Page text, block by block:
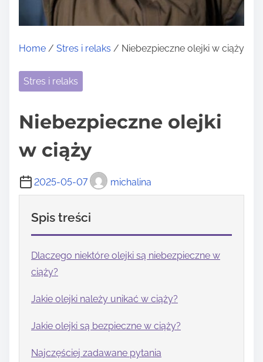
Home / Stres i relaks / Niebezpieczne olejki w ciąży
Stres i relaks
Niebezpieczne olejki
w ciąży
2025-05-07 michalina
Spis treści
Dlaczego niektóre olejki są niebezpieczne w
ciąży?
Jakie olejki należy unikać w ciąży?
Jakie olejki są bezpieczne w ciąży?
Najczęściej zadawane pytania